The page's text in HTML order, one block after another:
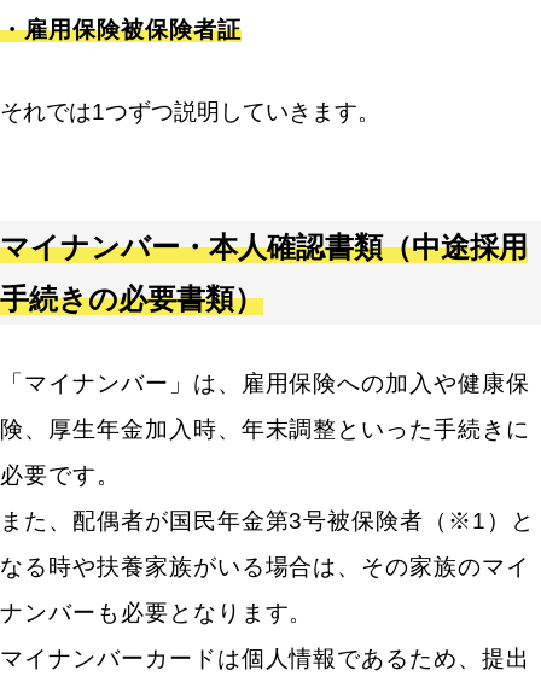
・雇用保険被保険者証
それでは1つずつ説明していきます。
マイナンバー・本人確認書類（中途採用
手続きの必要書類）
「マイナンバー」は、雇用保険への加入や健康保
険、厚生年金加入時、年末調整といった手続きに
必要です。
また、配偶者が国民年金第3号被保険者（※1）と
なる時や扶養家族がいる場合は、その家族のマイ
ナンバーも必要となります。
マイナンバーカードは個人情報であるため、提出